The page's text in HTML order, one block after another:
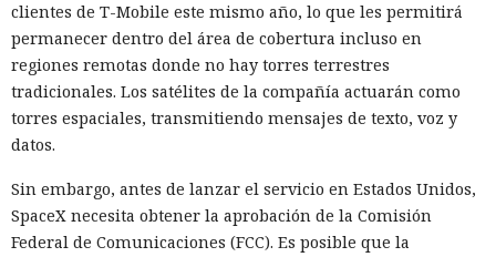
clientes de T-Mobile este mismo año, lo que les permitirá
permanecer dentro del área de cobertura incluso en
regiones remotas donde no hay torres terrestres
tradicionales. Los satélites de la compañía actuarán como
torres espaciales, transmitiendo mensajes de texto, voz y
datos.
Sin embargo, antes de lanzar el servicio en Estados Unidos,
SpaceX necesita obtener la aprobación de la Comisión
Federal de Comunicaciones (FCC). Es posible que la